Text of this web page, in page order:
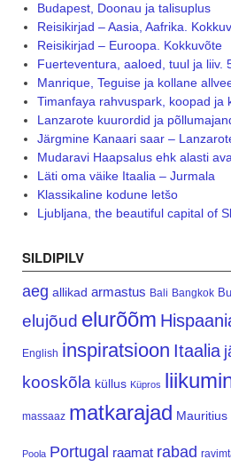
Budapest, Doonau ja talisuplus
Reisikirjad – Aasia, Aafrika.
Reisikirjad – Euroopa. Kokkuvõte
Fuerteventura, aaloed, tuul ja liiv.
Manrique, Teguise ja kollane
Timanfaya rahvuspark, koopad ja
Lanzarote kuurordid ja
Järgmine Kanaari saar –
Mudaravi Haapsalus ehk alasti
Läti oma väike Itaalia – Jurmala
Klassikaline kodune letšo
Ljubljana, the beautiful capital of
SILDIPILV
aeg allikad armastus Bali Bangkok
elujõud elurõõm
English inspiratsioon Itaalia
kooskõla küllus Küpros
massaaz matkarajad Mauritius
Poola Portugal raamat rabad